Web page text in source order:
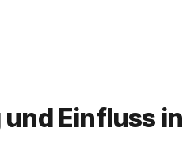
Einfluss in